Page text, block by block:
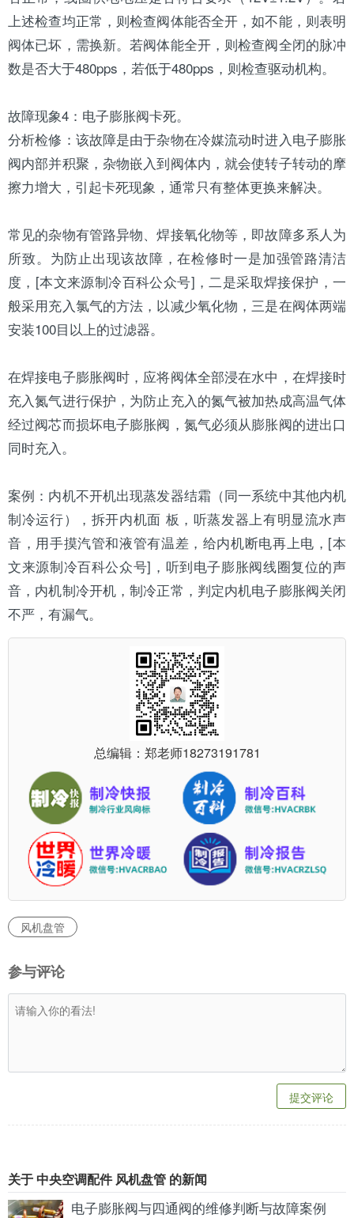
上述检查均正常，则检查阀体能否全开，如不能，则表明
阀体已坏，需换新。若阀体能全开，则检查阀全闭的脉冲
数是否大于480pps，若低于480pps，则检查驱动机构。
故障现象4：电子膨胀阀卡死。
分析检修：该故障是由于杂物在冷媒流动时进入电子膨胀
阀内部并积聚，杂物嵌入到阀体内，就会使转子转动的摩
擦力增大，引起卡死现象，通常只有整体更换来解决。
常见的杂物有管路异物、焊接氧化物等，即故障多系人为
所致。为防止出现该故障，在检修时一是加强管路清洁
度，[本文来源制冷百科公众号]，二是采取焊接保护，一
般采用充入氯气的方法，以减少氧化物，三是在阀体两端
安装100目以上的过滤器。
在焊接电子膨胀阀时，应将阀体全部浸在水中，在焊接时
充入氮气进行保护，为防止充入的氮气被加热成高温气体
经过阀芯而损坏电子膨胀阀，氮气必须从膨胀阀的进出口
同时充入。
案例：内机不开机出现蒸发器结霜（同一系统中其他内机
制冷运行），拆开内机面 板，听蒸发器上有明显流水声
音，用手摸汽管和液管有温差，给内机断电再上电，[本
文来源制冷百科公众号]，听到电子膨胀阀线圈复位的声
音，内机制冷开机，制冷正常，判定内机电子膨胀阀关闭
不严，有漏气。
总编辑：郑老师18273191781
风机盘管
参与评论
提交评论
关于 中央空调配件 风机盘管 的新闻
电子膨胀阀与四通阀的维修判断与故障案例